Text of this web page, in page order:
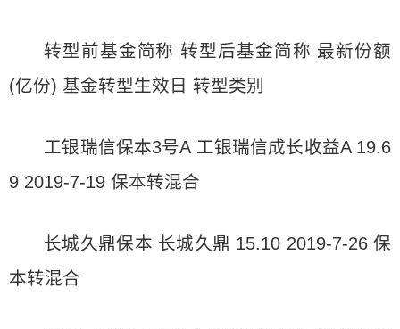
转型前基金简称 转型后基金简称 最新份额
(亿份) 基金转型生效日 转型类别
工银瑞信保本3号A 工银瑞信成长收益A 19.6
9 2019-7-19 保本转混合
长城久鼎保本 长城久鼎 15.10 2019-7-26 保
本转混合